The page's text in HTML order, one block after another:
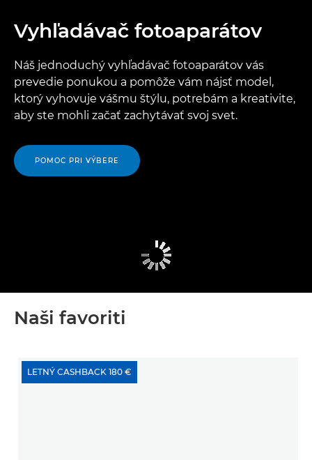
Vyhľadávač fotoaparátov
Náš jednoduchý vyhľadávač fotoaparátov vás
prevedie ponukou a pomôže vám nájsť model,
ktorý vyhovuje vášmu štýlu, potrebám a kreativite,
aby ste mohli začať zachytávať svoj svet.
POMOC PRI VÝBERE
Naši favoriti
LETNÝ CASHBACK 180 €